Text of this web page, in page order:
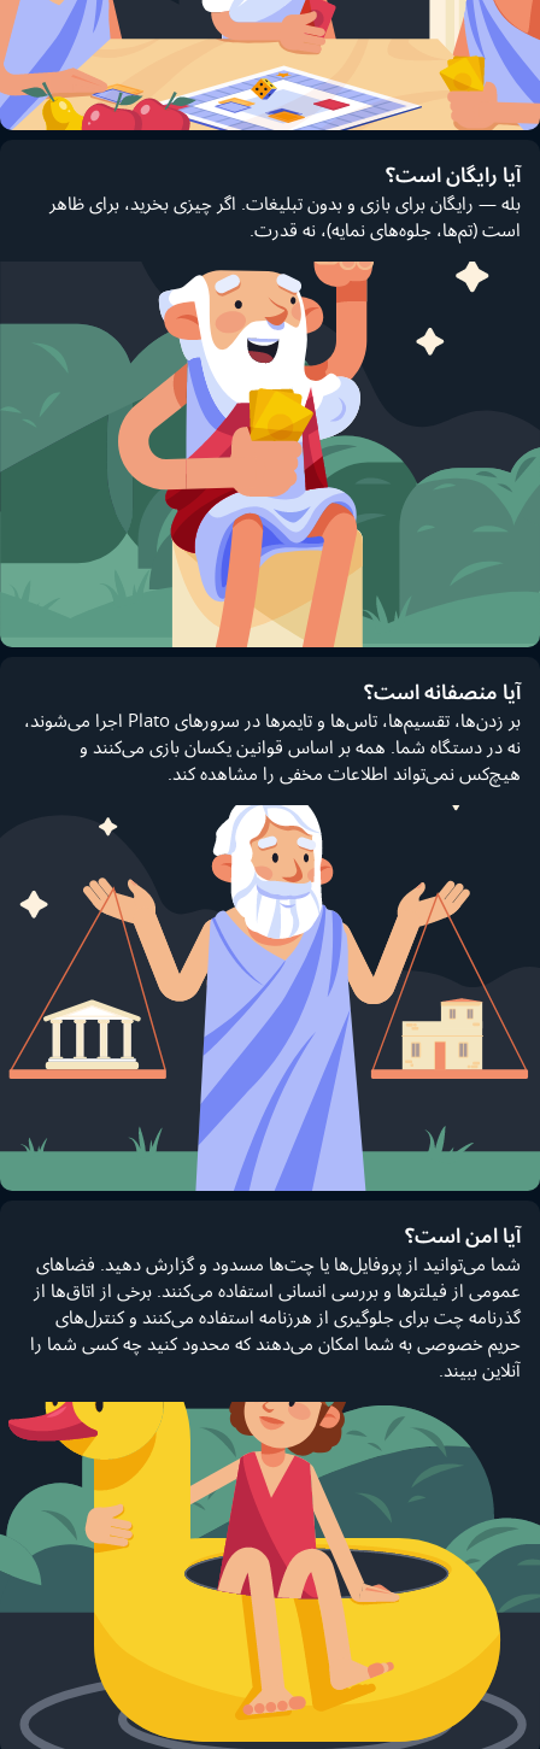
آیا رایگان است؟
بله — رایگان برای بازی و بدون تبلیغات. اگر چیزی بخرید، برای ظاهر
است (تم‌ها، جلوه‌های نمایه)، نه قدرت.
آیا منصفانه است؟
بر زدن‌ها، تقسیم‌ها، تاس‌ها و تایمرها در سرورهای Plato اجرا می‌شوند،
نه در دستگاه شما. همه بر اساس قوانین یکسان بازی می‌کنند و
هیچ‌کس نمی‌تواند اطلاعات مخفی را مشاهده کند.
آیا امن است؟
شما می‌توانید از پروفایل‌ها یا چت‌ها مسدود و گزارش دهید. فضاهای
عمومی از فیلترها و بررسی انسانی استفاده می‌کنند. برخی از اتاق‌ها از
گذرنامه چت برای جلوگیری از هرزنامه استفاده می‌کنند و کنترل‌های
حریم خصوصی به شما امکان می‌دهند که محدود کنید چه کسی شما را
آنلاین ببیند.